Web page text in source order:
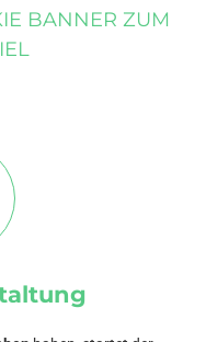
BANNER ZUM